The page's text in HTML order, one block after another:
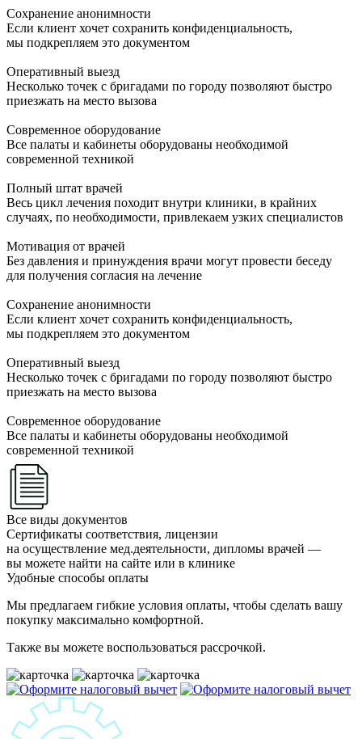
Сохранение анонимности
Если клиент хочет сохранить конфиденциальность,
мы подкрепляем это документом
Оперативный выезд
Несколько точек с бригадами по городу позволяют быстро
приезжать на место вызова
Современное оборудование
Все палаты и кабинеты оборудованы необходимой
современной техникой
Полный штат врачей
Весь цикл лечения походит внутри клиники, в крайних
случаях, по необходимости, привлекаем узких специалистов
Мотивация от врачей
Без давления и принуждения врачи могут провести беседу
для получения согласия на лечение
Сохранение анонимности
Если клиент хочет сохранить конфиденциальность,
мы подкрепляем это документом
Оперативный выезд
Несколько точек с бригадами по городу позволяют быстро
приезжать на место вызова
Современное оборудование
Все палаты и кабинеты оборудованы необходимой
современной техникой
Все виды документов
Сертификаты соответствия, лицензии
на осуществление мед.деятельности, дипломы врачей —
вы можете найти на сайте или в клинике
Удобные способы оплаты
Мы предлагаем гибкие условия оплаты, чтобы сделать вашу
покупку максимально комфортной.
Также вы можете воспользоваться рассрочкой.